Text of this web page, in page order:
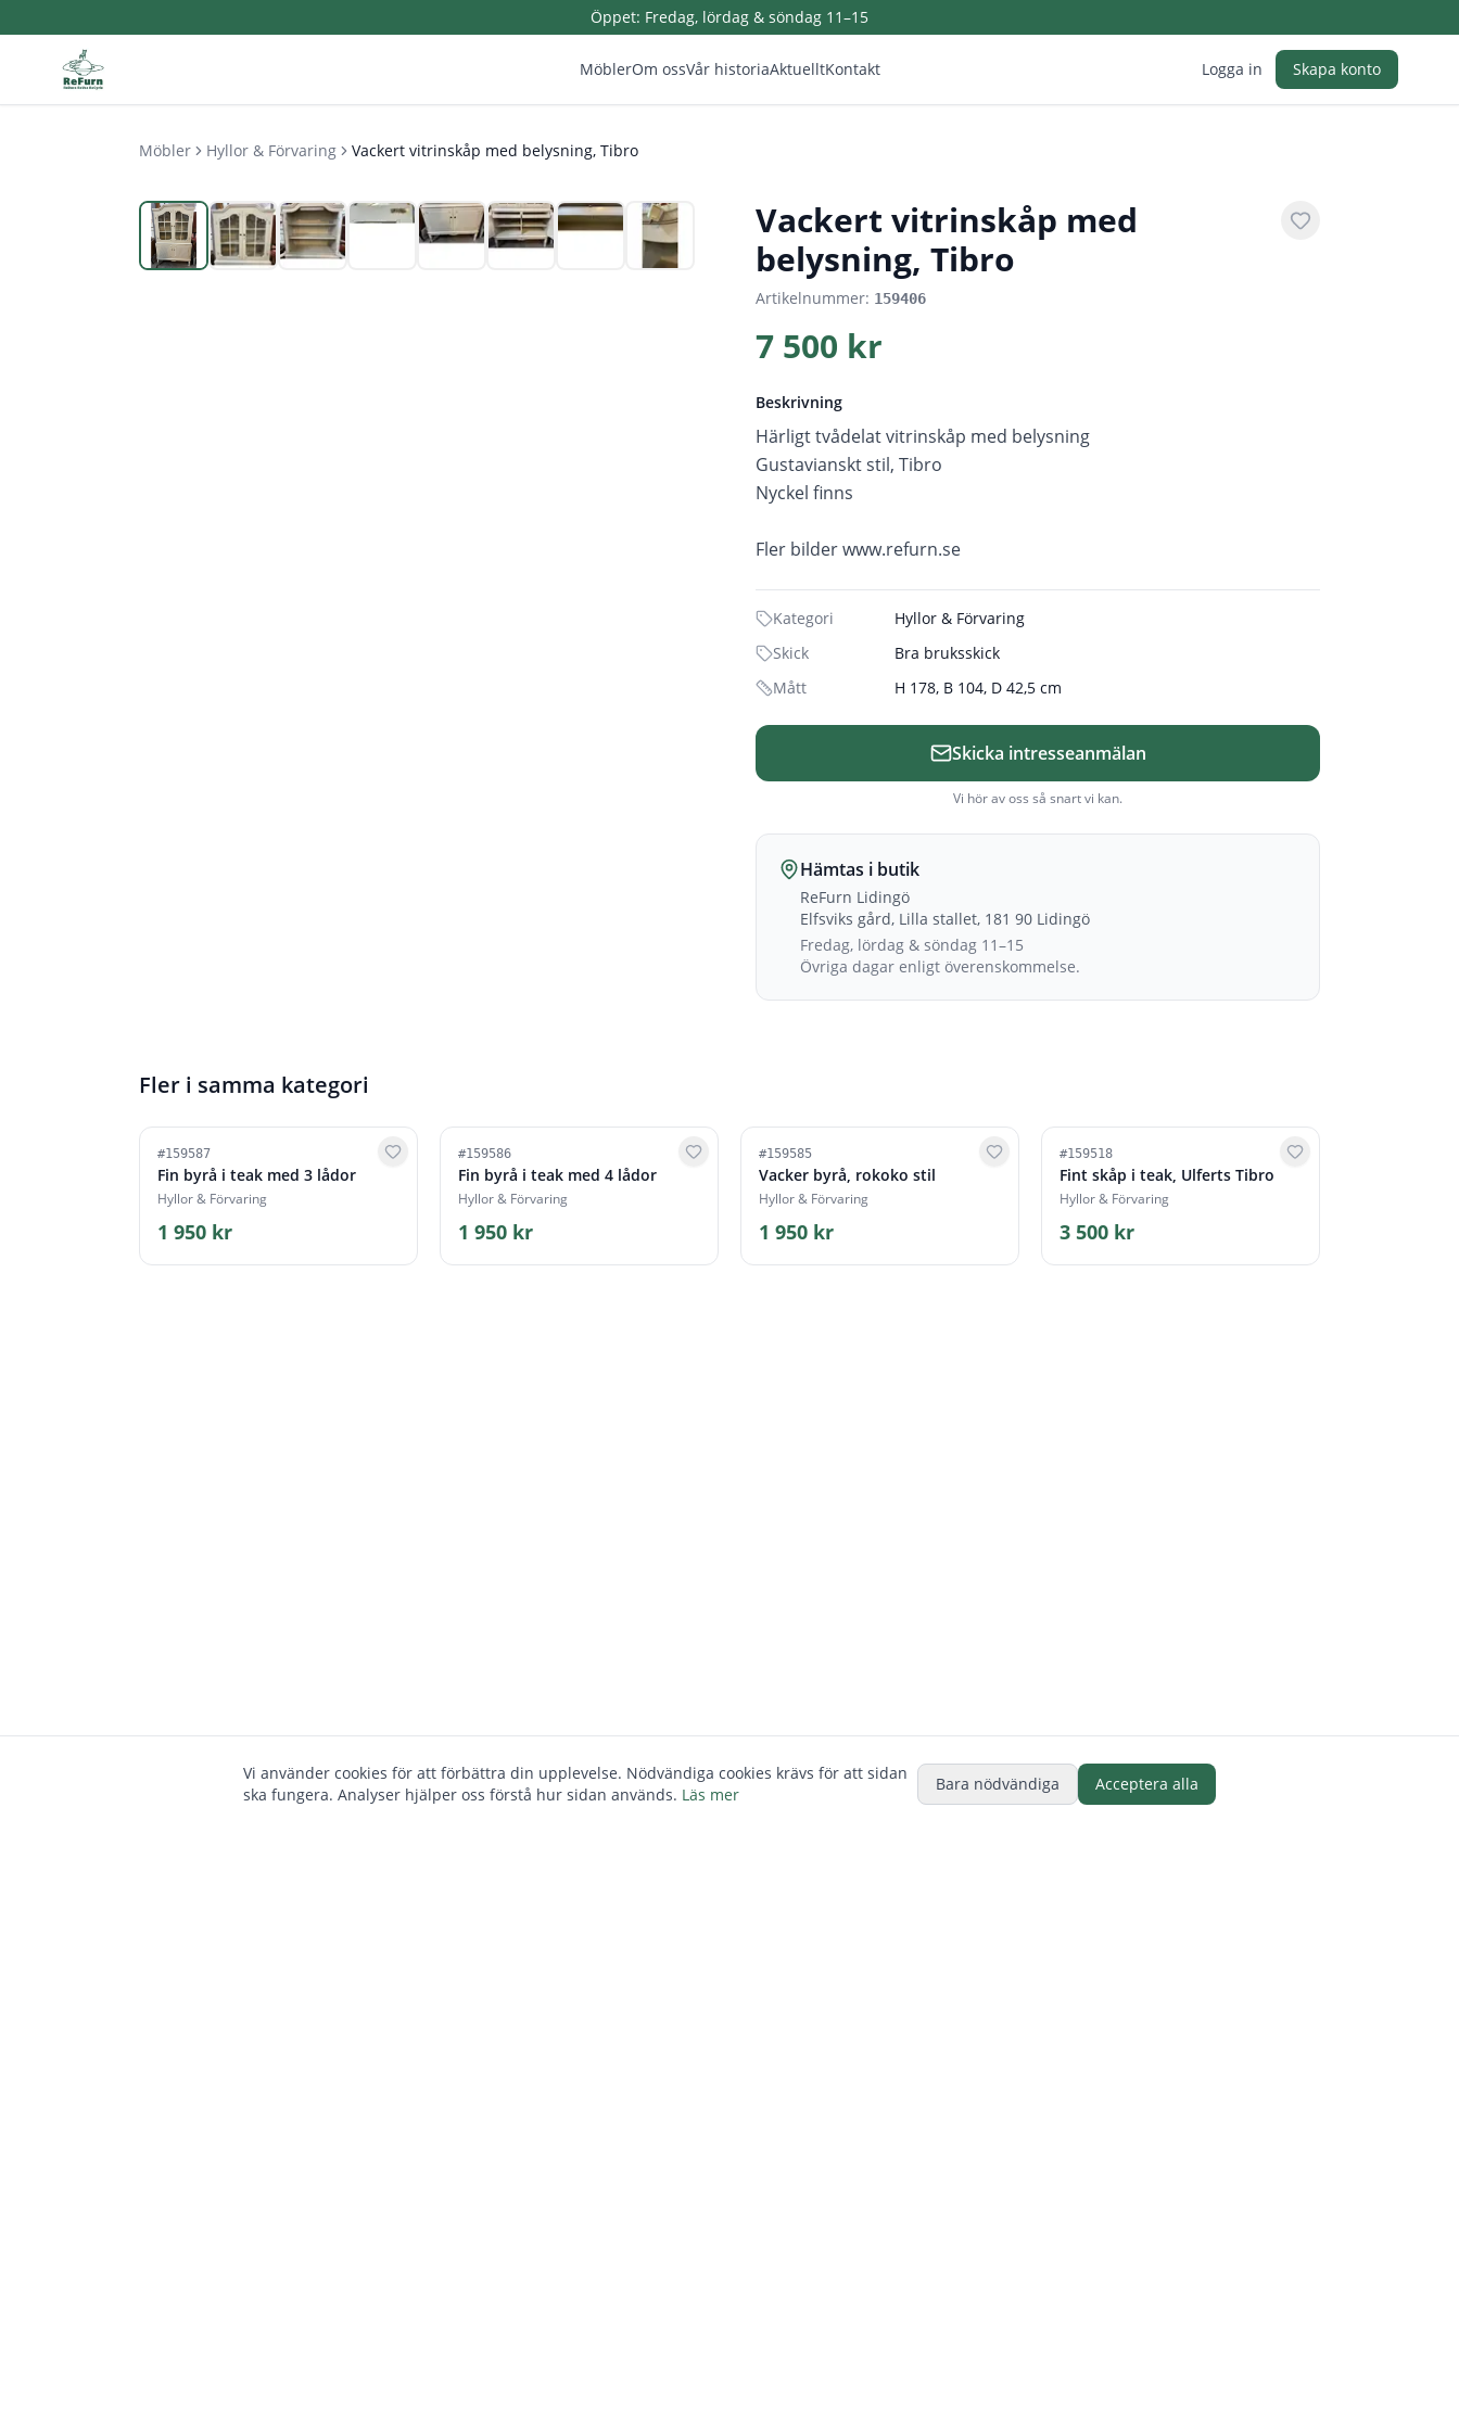
Öppet: Fredag, lördag & söndag 11–15
MöblerOm ossVår historiaAktuelltKontakt Logga in Skapa konto
Möbler Hyllor & Förvaring Vackert vitrinskåp med belysning, Tibro
Vackert vitrinskåp med
belysning, Tibro
Artikelnummer: 159406
7 500 kr
Beskrivning
Härligt tvådelat vitrinskåp med belysning
Gustavianskt stil, Tibro
Nyckel finns
Fler bilder www.refurn.se
Kategori
Hyllor & Förvaring
Skick
Bra bruksskick
Mått
H 178, B 104, D 42,5 cm
Skicka intresseanmälan
Vi hör av oss så snart vi kan.
Hämtas i butik
ReFurn Lidingö
Elfsviks gård, Lilla stallet, 181 90 Lidingö
Fredag, lördag & söndag 11–15
Övriga dagar enligt överenskommelse.
Fler i samma kategori
#159587
Fin byrå i teak med 3 lådor
Hyllor & Förvaring
1 950 kr
#159586
Fin byrå i teak med 4 lådor
Hyllor & Förvaring
1 950 kr
#159585
Vacker byrå, rokoko stil
Hyllor & Förvaring
1 950 kr
#159518
Fint skåp i teak, Ulferts Tibro
Hyllor & Förvaring
3 500 kr
Vi använder cookies för att förbättra din upplevelse. Nödvändiga cookies krävs för att sidan
ska fungera. Analyser hjälper oss förstå hur sidan används. Läs mer
Bara nödvändiga Acceptera alla